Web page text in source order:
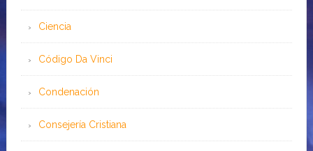
Ciencia
Código Da Vinci
Condenación
Consejería Cristiana